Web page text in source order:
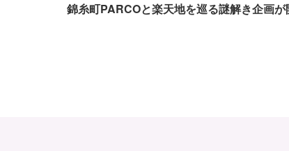
錦糸町PARCOと楽天地を巡る謎解き企画が